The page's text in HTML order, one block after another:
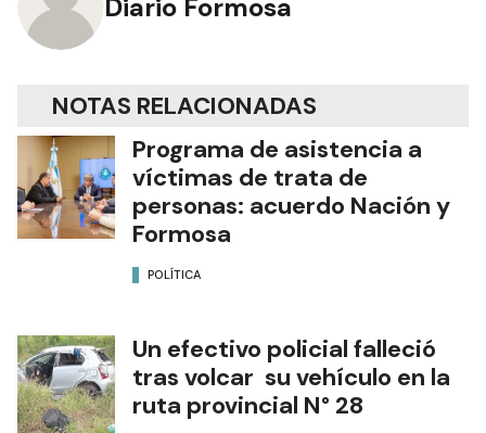
NOTAS RELACIONADAS
Programa de asistencia a
víctimas de trata de
personas: acuerdo Nación y
Formosa
POLÍTICA
Un efectivo policial falleció
tras volcar su vehículo en la
ruta provincial N° 28